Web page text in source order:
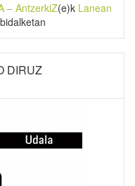
– AntzerkiZ(e)k Lanean
bidalketan
DIRUZ